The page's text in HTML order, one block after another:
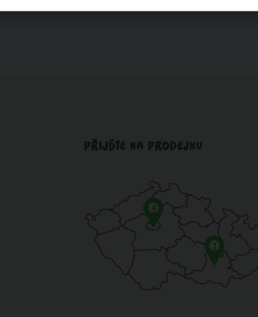
PŘIJĎTE NA PRODEJNU
1
4